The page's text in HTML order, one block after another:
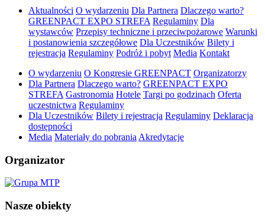
Aktualności O wydarzeniu Dla Partnera Dlaczego warto?
GREENPACT EXPO STREFA Regulaminy Dla
wystawców Przepisy techniczne i przeciwpożarowe Warunki
i postanowienia szczegółowe Dla Uczestników Bilety i
rejestracja Regulaminy Podróż i pobyt Media Kontakt
O wydarzeniu O Kongresie GREENPACT Organizatorzy
Dla Partnera Dlaczego warto? GREENPACT EXPO
STREFA Gastronomia Hotele Targi po godzinach Oferta
uczestnictwa Regulaminy
Dla Uczestników Bilety i rejestracja Regulaminy Deklaracja
dostępności
Media Materiały do pobrania Akredytacje
Organizator
Nasze obiekty